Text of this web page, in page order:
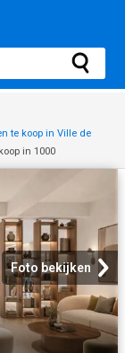
te koop in Ville de
in 1000
Foto bekijken